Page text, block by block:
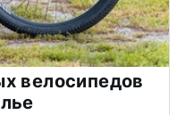
велосипедов